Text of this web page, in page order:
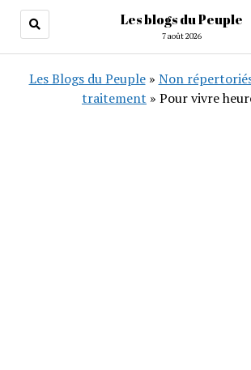
Les blogs du Peuple
7 août 2026
Les Blogs du Peuple» Non
traitement » Pour vivre